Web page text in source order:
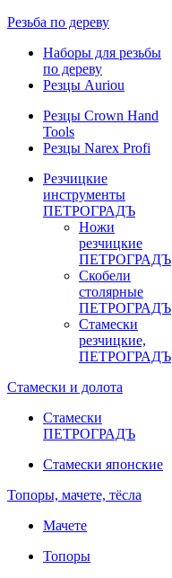
Резьба по дереву
Наборы для резьбы
по дереву
Резцы Auriou
Резцы Crown Hand
Tools
Резцы Narex Profi
Резчицкие
инструменты
ПЕТРОГРАДЪ
Ножи
резчицкие
ПЕТРОГРАДЪ
Скобели
столярные
ПЕТРОГРАДЪ
Стамески
резчицкие,
ПЕТРОГРАДЪ
Стамески и долота
Стамески
ПЕТРОГРАДЪ
Стамески японские
Топоры, мачете, тёсла
Мачете
Топоры